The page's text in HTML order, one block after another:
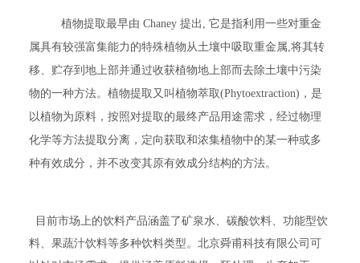
植物提取最早由 Chaney 提出, 它是指利用一些对重金
属具有较强富集能力的特殊植物从土壤中吸取重金属,将其转
移、贮存到地上部并通过收获植物地上部而去除土壤中污染
物的一种方法。植物提取又叫植物萃取(Phytoextraction)，是
以植物为原料，按照对提取的最终产品用途需求，经过物理
化学等方法提取分离，定向获取和浓集植物中的某一种或多
种有效成分，并不改变其原有效成分结构的方法。
目前市场上的饮料产品涵盖了矿泉水、碳酸饮料、功能型饮
料、果蔬汁饮料等多种饮料类型。北京舜甫科技有限公司可